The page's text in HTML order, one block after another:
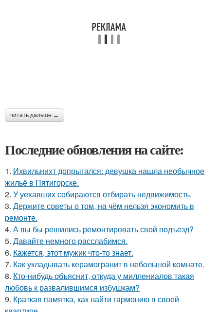
читать дальше →
Последние обновления на сайте:
1. Ихвильнихт допрыгался: девушка нашла необычное
жильё в Пятигорске.
2. У уехавших собираются отбирать недвижимость.
3. Держите советы о том, на чём нельзя экономить в
ремонте.
4. А вы бы решились ремонтировать свой подъезд?
5. Давайте немного расслабимся.
6. Кажется, этот мужик что-то знает.
7. Как укладывать керамогранит в небольшой комнате.
8. Кто-нибудь объяснит, откуда у миллениалов такая
любовь к развалившимся избушкам?
9. Краткая памятка, как найти гармонию в своей